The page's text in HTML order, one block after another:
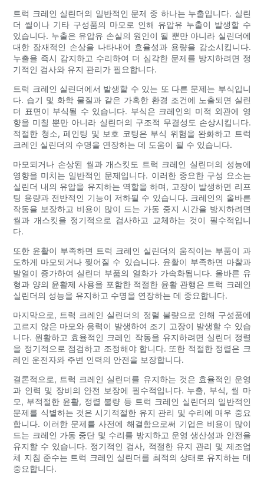
트럭 크레인 실린더의 일반적인 문제 중 하나는 누출입니다. 실린
더 씰이나 기타 구성품의 마모로 인해 유압유 누출이 발생할 수
있습니다. 누출은 유압유 손실의 원인이 될 뿐만 아니라 실린더에
대한 잠재적인 손상을 나타내어 효율성과 용량을 감소시킵니다.
누출을 즉시 감지하고 수리하여 더 심각한 문제를 방지하려면 정
기적인 검사와 유지 관리가 필요합니다.
트럭 크레인 실린더에서 발생할 수 있는 또 다른 문제는 부식입니
다. 습기 및 화학 물질과 같은 가혹한 환경 조건에 노출되면 실린
더 표면이 부식될 수 있습니다. 부식은 크레인의 미적 외관에 영
향을 미칠 뿐만 아니라 실린더의 구조적 무결성도 손상시킵니다.
적절한 청소, 페인팅 및 보호 코팅은 부식 위험을 완화하고 트럭
크레인 실린더의 수명을 연장하는 데 도움이 될 수 있습니다.
마모되거나 손상된 씰과 개스킷도 트럭 크레인 실린더의 성능에
영향을 미치는 일반적인 문제입니다. 이러한 중요한 구성 요소는
실린더 내의 유압을 유지하는 역할을 하며, 고장이 발생하면 리프
팅 용량과 전반적인 기능이 저하될 수 있습니다. 크레인의 올바른
작동을 보장하고 비용이 많이 드는 가동 중지 시간을 방지하려면
씰과 개스킷을 정기적으로 검사하고 교체하는 것이 필수적입니
다.
또한 윤활이 부족하면 트럭 크레인 실린더의 움직이는 부품이 과
도하게 마모되거나 찢어질 수 있습니다. 윤활이 부족하면 마찰과
발열이 증가하여 실린더 부품의 열화가 가속화됩니다. 올바른 유
형과 양의 윤활제 사용을 포함한 적절한 윤활 관행은 트럭 크레인
실린더의 성능을 유지하고 수명을 연장하는 데 중요합니다.
마지막으로, 트럭 크레인 실린더의 정렬 불량으로 인해 구성품에
고르지 않은 마모와 응력이 발생하여 조기 고장이 발생할 수 있습
니다. 원활하고 효율적인 크레인 작동을 유지하려면 실린더 정렬
을 정기적으로 점검하고 조정해야 합니다. 또한 적절한 정렬은 크
레인 운전자와 주변 인력의 안전을 보장합니다.
결론적으로, 트럭 크레인 실린더를 유지하는 것은 효율적인 운영
과 인력 및 장비의 안전 보장에 필수적입니다. 누출, 부식, 씰 마
모, 부적절한 윤활, 정렬 불량 등 트럭 크레인 실린더의 일반적인
문제를 식별하는 것은 시기적절한 유지 관리 및 수리에 매우 중요
합니다. 이러한 문제를 사전에 해결함으로써 기업은 비용이 많이
드는 크레인 가동 중단 및 수리를 방지하고 운영 생산성과 안전을
유지할 수 있습니다. 정기적인 검사, 적절한 유지 관리 및 제조업
체 지침 준수는 트럭 크레인 실린더를 최적의 상태로 유지하는 데
중요합니다.